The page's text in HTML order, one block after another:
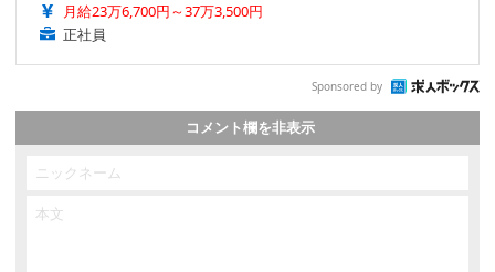
月給23万6,700円～37万3,500円
正社員
Sponsored by
コメント欄を非表示